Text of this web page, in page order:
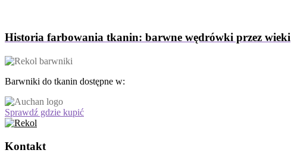
Historia farbowania tkanin: barwne wędrówki przez wieki
Barwniki do tkanin dostępne w:
Sprawdź gdzie kupić
Kontakt